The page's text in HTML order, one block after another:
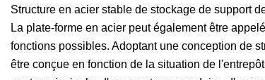
Structure en acier stable de stockage de support
La plate-forme en acier peut également être
fonctions possibles. Adoptant une conception de
être conçue en fonction de la situation de